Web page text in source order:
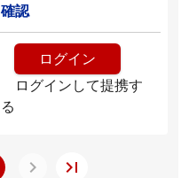
確認
ログイン
ログインして提携す
る